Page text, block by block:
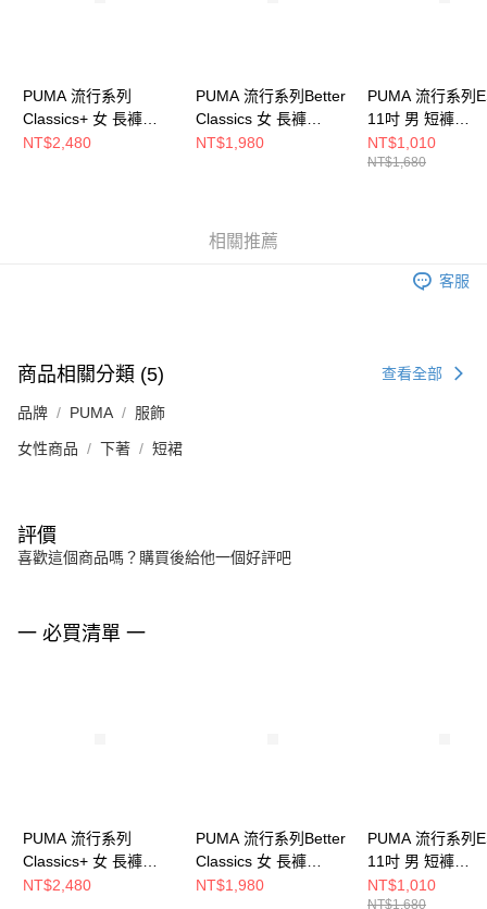
PUMA 流行系列
Classics+ 女 長褲
62427463
NT$2,480
PUMA 流行系列Better
Classics 女 長褲
62423301
NT$1,980
PUMA 流行系列
11吋 男 短褲
62965993
NT$1,010
NT$1,680
相關推薦
客服
商品相關分類 (5) 查看全部
品牌 PUMA 服飾
女性商品 下著 短裙
評價
喜歡這個商品嗎？購買後給他一個好評吧
一 必買清單 一
PUMA 流行系列
Classics+ 女 長褲
62427463
NT$2,480
PUMA 流行系列Better
Classics 女 長褲
62423301
NT$1,980
PUMA 流行系列
11吋 男 短褲
62965993
NT$1,010
NT$1,680